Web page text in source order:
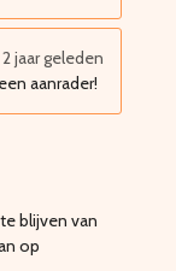
2 jaar geleden
aanrader!
blijven van
op